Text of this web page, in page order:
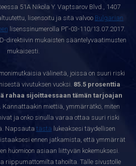
51A Nikola Y. Vaptsarov Blvd., 1407
lisensoitu ja sitä valvoo Bulgarian
lisenssinumerolla РГ-03-110/13.07.2017.
direktiivin mukaisten sääntelyvaatimusten
mukaisesti.
välineitä, joissa on suuri riski
vivutuksen vuoksi. 85.5 prosenttia
rahaa sijoittaessaan tämän tarjoajan
Kannattaakin miettiä, ymmärrätkö, miten
ja onko sinulla varaa ottaa suuri riski
Napsauta tästä lukeaksesi täydellisen
ennen jatkamista, että ymmärrät
huomioon asiaan liittyvän kokemuksesi.
riippumattomilta tahoilta. Tälle sivustolle